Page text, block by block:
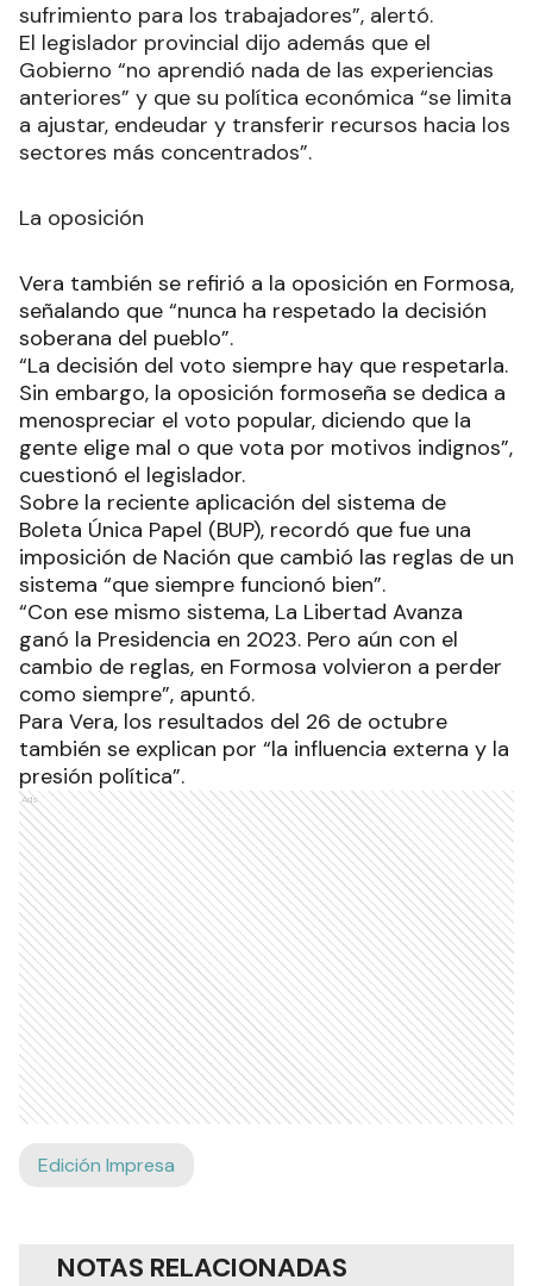
sufrimiento para los trabajadores”, alertó.
El legislador provincial dijo además que el
Gobierno “no aprendió nada de las experiencias
anteriores” y que su política económica “se limita
a ajustar, endeudar y transferir recursos hacia los
sectores más concentrados”.
La oposición
Vera también se refirió a la oposición en Formosa,
señalando que “nunca ha respetado la decisión
soberana del pueblo”.
“La decisión del voto siempre hay que respetarla.
Sin embargo, la oposición formoseña se dedica a
menospreciar el voto popular, diciendo que la
gente elige mal o que vota por motivos indignos”,
cuestionó el legislador.
Sobre la reciente aplicación del sistema de
Boleta Única Papel (BUP), recordó que fue una
imposición de Nación que cambió las reglas de un
sistema “que siempre funcionó bien”.
“Con ese mismo sistema, La Libertad Avanza
ganó la Presidencia en 2023. Pero aún con el
cambio de reglas, en Formosa volvieron a perder
como siempre”, apuntó.
Para Vera, los resultados del 26 de octubre
también se explican por “la influencia externa y la
presión política”.
Ads
Edición Impresa
NOTAS RELACIONADAS